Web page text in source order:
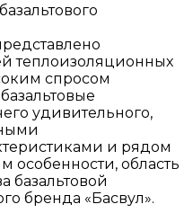
теплоизоляционных
спросом
удивительного,
и рядом
особенности, область
базальтовой
бренда «Басвул».